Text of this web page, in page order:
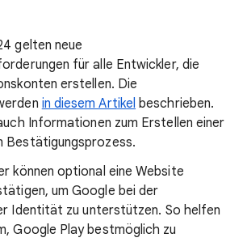
gelten neue
für alle Entwickler, die
erstellen. Die
in diesem Artikel beschrieben.
Informationen zum Erstellen einer
Bestätigungsprozess.
können optional eine Website
um Google bei der
Identität zu unterstützen. So helfen
Google Play bestmöglich zu